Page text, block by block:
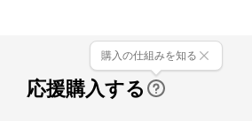
応援購入する
購入の仕組みを知る